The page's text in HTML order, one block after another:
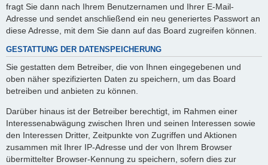
fragt Sie dann nach Ihrem Benutzernamen und Ihrer E-Mail-
Adresse und sendet anschließend ein neu generiertes Passwort an
diese Adresse, mit dem Sie dann auf das Board zugreifen können.
GESTATTUNG DER DATENSPEICHERUNG
Sie gestatten dem Betreiber, die von Ihnen eingegebenen und
oben näher spezifizierten Daten zu speichern, um das Board
betreiben und anbieten zu können.
Darüber hinaus ist der Betreiber berechtigt, im Rahmen einer
Interessenabwägung zwischen Ihren und seinen Interessen sowie
den Interessen Dritter, Zeitpunkte von Zugriffen und Aktionen
zusammen mit Ihrer IP-Adresse und der von Ihrem Browser
übermittelter Browser-Kennung zu speichern, sofern dies zur